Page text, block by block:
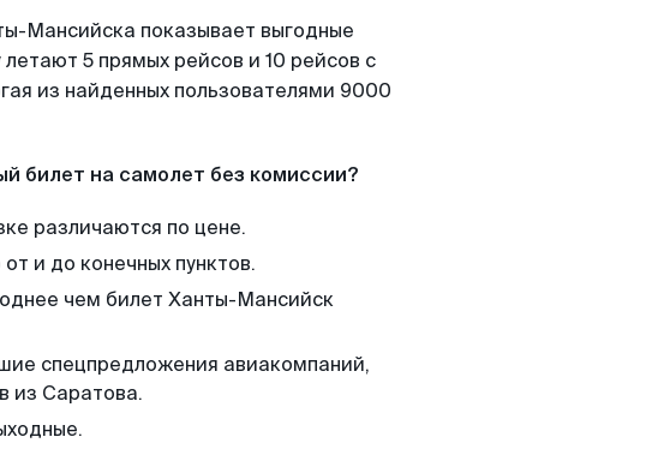
Мансийска показывает выгодные
5 прямых рейсов и 10 рейсов с
из найденных пользователями 9000
билет на самолет без комиссии?
различаются по цене.
и до конечных пунктов.
чем билет Ханты-Мансийск
спецпредложения авиакомпаний,
из Саратова.